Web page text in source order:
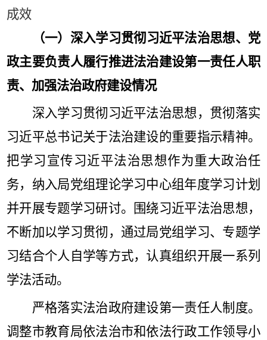
成效
（一）深入学习贯彻习近平法治思想、党
政主要负责人履行推进法治建设第一责任人职
责、加强法治政府建设情况
深入学习贯彻习近平法治思想，贯彻落实
习近平总书记关于法治建设的重要指示精神。
把学习宣传习近平法治思想作为重大政治任
务，纳入局党组理论学习中心组年度学习计划
并开展专题学习研讨。
围绕习近平法治思想，
不断加以学习贯彻，通过局党组学习、专题学
习结合个人自学等方式，认真组织开展一系列
学法活动。
严格落实法治政府建设第一责任人制度。
调整市教育局依法治市和依法行政工作领导小